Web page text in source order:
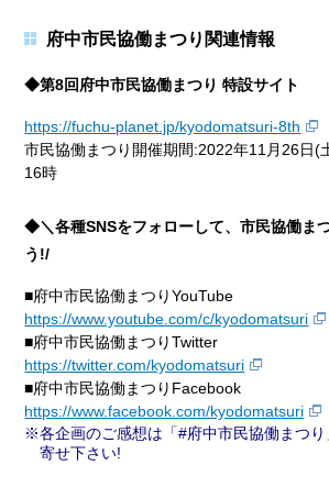
府中市民協働まつり関連情報
◆第8回府中市民協働まつり 特設サイト
https://fuchu-planet.jp/kyodomatsuri-8th
市民協働まつり開催期間:2022年11月26日(
16時
◆＼各種SNSをフォローして、市民協働ま
う!/
■府中市民協働まつりYouTube
https://www.youtube.com/c/kyodomatsuri
■府中市民協働まつりTwitter
https://twitter.com/kyodomatsuri
■府中市民協働まつりFacebook
https://www.facebook.com/kyodomatsuri
各企画のご感想は「#府中市民協働まつ
寄せ下さい!